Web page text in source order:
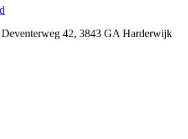
Deventerweg 42, 3843 GA Harderwijk